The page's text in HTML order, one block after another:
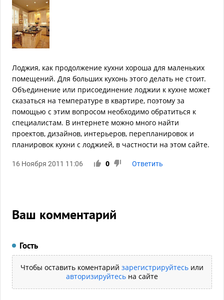
Лоджия, как продолжение кухни хороша для маленьких
помещений. Для больших кухонь этого делать не стоит.
Объединение или присоединение лоджии к кухне может
сказаться на температуре в квартире, поэтому за
помощью с этим вопросом необходимо обратиться к
специалистам. В интернете можно много найти
проектов, дизайнов, интерьеров, перепланировок и
планировок кухни с лоджией, в частности на этом сайте.
16 Ноября 2011 11:06 0 Ответить
Ваш комментарий
Гость
Чтобы оставить коментарий зарегистрируйтесь или
авторизируйтесь на сайте